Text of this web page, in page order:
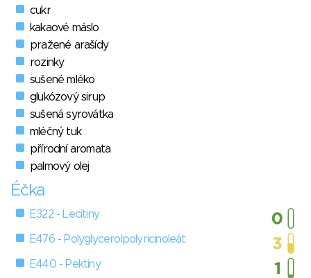
cukr
kakaové máslo
pražené arašídy
rozinky
sušené mléko
glukózový sirup
sušená syrovátka
mléčný tuk
přírodní aromata
palmový olej
Éčka
E322 - Lecitiny
E476 - Polyglycerolpolyricinoleát
E440 - Pektiny